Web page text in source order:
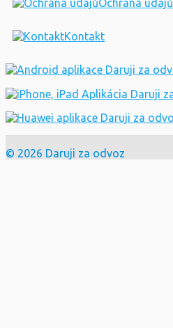
Ochrana údajů
Kontakt
© 2026 Daruji za odvoz